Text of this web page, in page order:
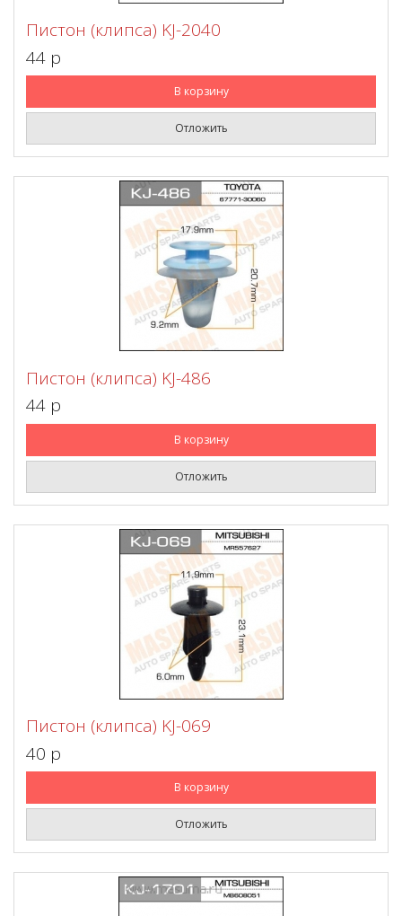
Пистон (клипса) KJ-2040
44 p
В корзину
Отложить
Пистон (клипса) KJ-486
44 p
В корзину
Отложить
Пистон (клипса) KJ-069
40 p
В корзину
Отложить